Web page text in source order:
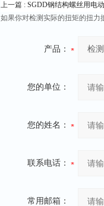
上一篇 : SGDD钢结构螺丝用电
如果你对检测实际的扭矩的扭力
产品：
您的单位：
您的姓名：
联系电话：
常用邮箱：